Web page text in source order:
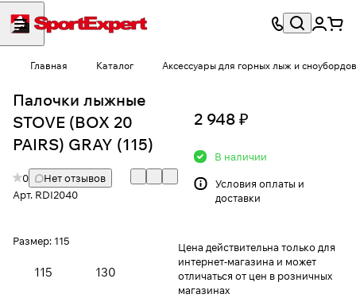
Главная Каталог Аксессуары для горных лыж и сноубордов
Палочки лыжные
STOVE (BOX 20
PAIRS) GRAY (115)
0
Нет отзывов
Арт. RDI2040
Размер: 115
115 130
2 948 ₽
В наличии
Условия оплаты и
доставки
Цена действительна только для
интернет-магазина и может
отличаться от цен в розничных
магазинах